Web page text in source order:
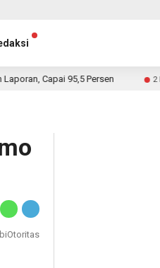
95,5 Persen 2 hari lalu